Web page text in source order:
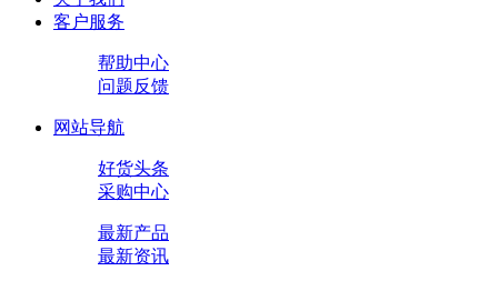
客户服务
帮助中心
问题反馈
网站导航
好货头条
采购中心
最新产品
最新资讯